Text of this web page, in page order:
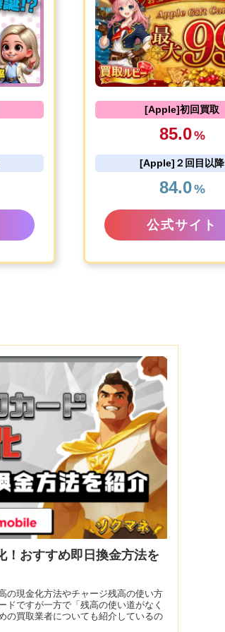
[Apple]初回買取
85.0%
[Apple]２回目以降
84.0%
公式サイト
！おすすめ即日換金方法を
の現金化方法やチャージ残高の使い方
ドですが一方で「残高の使い道がなく
の買取業者についても紹介しているの